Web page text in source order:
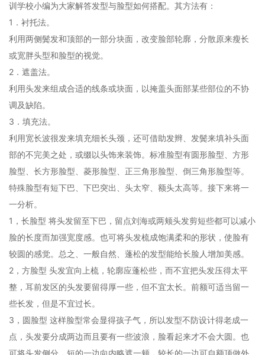
训学校小编为大家解答发型与脸型如何搭配。其方法有：
1．衬托法。
利用两侧鬓发和顶部的一部分块面，改变脸部轮廓，分散原来瘦长
或宽胖头型和脸型的视觉。
2．遮盖法。
利用头发来组成合适的线条或块面，以掩盖头面部某些部位的不协
调及缺陷。
3．填充法。
利用宽长波很发来填充细长头颈，还可借助发辫、发鬓来填补头面
部的不完美之处，或缀以头饰来装饰。标准脸型有圆形脸型、方形
脸型、长方形脸型、菱形脸型、正三角形脸型、倒三角形脸型等。
特殊脸型有短下巴、下巴突出、头太窄、额头太高等。接下来将一
一分析。
1，长脸型 将头发留至下巴，留点刘海或两颊头发剪短些都可以减小
脸的长度而加强宽度感。也可将头发梳成饱满柔和的形状，使脸有
较圆的感觉。总之、一般自然、蓬松的发型能给长脸人增加美感。
2，方脸型 头发宜向上梳，轮廓应蓬松些，而不宜把头发压得太平
整，耳前发区的头发要留得厚一些，但不宜太长。前额可适当留一
些长发，但是不宜过长。
3，圆脸型 这样脸型常会显得孩子气，所以发型不防设计得老成一
点，头发要分成两边而且要有一些波浪，脸看起来才不会大圆。也